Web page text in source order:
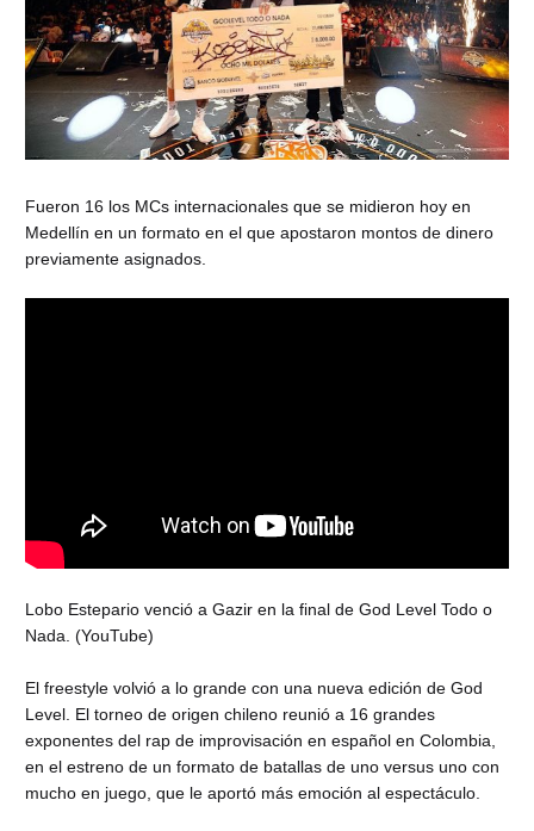
Fueron 16 los MCs internacionales que se midieron hoy en
Medellín en un formato en el que apostaron montos de dinero
previamente asignados.
Lobo Estepario venció a Gazir en la final de God Level Todo o
Nada. (YouTube)
El freestyle volvió a lo grande con una nueva edición de God
Level. El torneo de origen chileno reunió a 16 grandes
exponentes del rap de improvisación en español en Colombia,
en el estreno de un formato de batallas de uno versus uno con
mucho en juego, que le aportó más emoción al espectáculo.